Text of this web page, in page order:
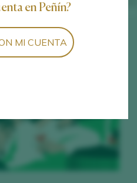
en Peñín?
MI CUENTA